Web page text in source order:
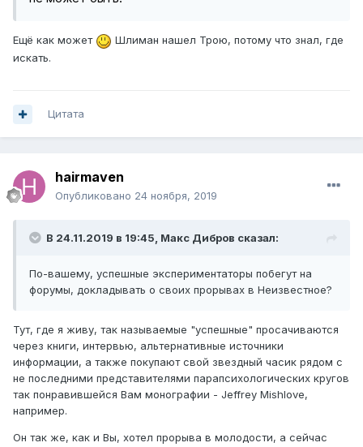
Ещё как может
Шлиман нашел Трою, потому что знал, где
искать.
Цитата
hairmaven
Опубликовано 24 ноября, 2019
В 24.11.2019 в 19:45, Макс Дибров сказал:
По-вашему, успешные экспериментаторы побегут на
форумы, докладывать о своих прорывах в Неизвестное?
Тут, где я живу, так называемые "успешные" просачиваются
через книги, интервью, альтернативные источники
информации, а также покупают свой звездный часик рядом с
не последними представителями парапсихологических кругов
так понравившейся Вам монографии - Jeffrey Mishlove,
например.
Он так же, как и Вы, хотел прорыва в молодости, а сейчас